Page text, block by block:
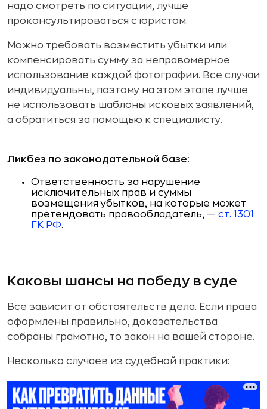
надо смотреть по ситуации, лучше
проконсультироваться с юристом.
Можно требовать возместить убытки или
компенсировать сумму за неправомерное
использование каждой фотографии. Все случаи
индивидуальны, поэтому на этом этапе лучше
не использовать шаблоны исковых заявлений,
а обратиться за помощью к специалисту.
Ликбез по законодательной базе:
Ответственность за нарушение
исключительных прав и суммы
возмещения убытков, на которые может
претендовать правообладатель, — ст. 1301
ГК РФ.
Каковы шансы на победу в суде
Все зависит от обстоятельств дела. Если права
оформлены правильно, доказательства
собраны грамотно, то закон на вашей стороне.
Несколько случаев из судебной практики: